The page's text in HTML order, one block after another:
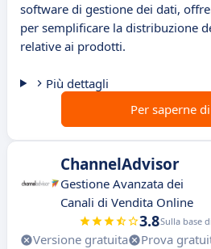
software di gestione dei dati,
per semplificare la distribuzione
relative ai prodotti.
Più dettagli
Per saperne
ChannelAdvisor
Gestione Avanzata dei
Canali di Vendita Online
3.8Sulla base di
Versione gratuita Prova